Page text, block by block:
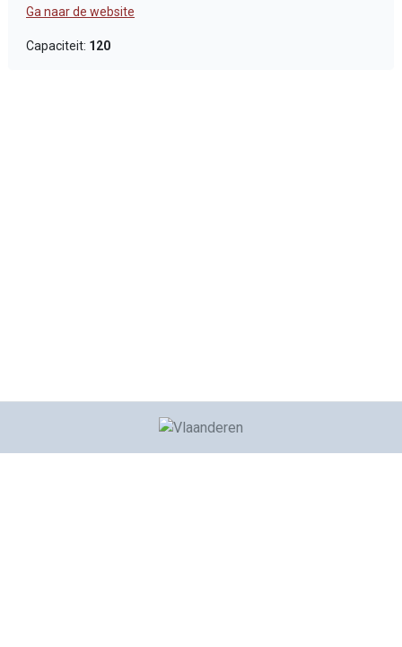
Ga naar de website
Capaciteit: 120